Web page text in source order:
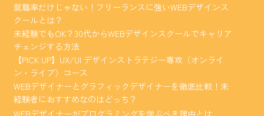
就職率だけじゃない！フリーランスに強いWEBデザインス
クールとは？
未経験でもOK？30代からWEBデザインスクールでキャリア
チェンジする方法
【PICK UP】UX/UI デザインストラテジー専攻（オンライ
ン・ライブ）コース
WEBデザイナーとグラフィックデザイナーを徹底比較！未
経験者におすすめなのはどっち？
WEBデザイナーがプログラミングを学ぶべき理由とは